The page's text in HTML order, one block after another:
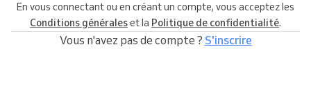
En vous connectant ou en créant un compte, vous acceptez les
Conditions généraleset la Politique de confidentialité.
Vous n'avez pas de compte ? S'inscrire